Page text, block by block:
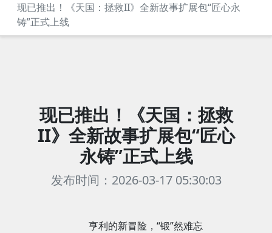
现已推出！《天国：拯救II》全新故事扩展包“匠心永
铸”正式上线
现已推出！《天国：拯救
II》全新故事扩展包“匠心
永铸”正式上线
发布时间：2026-03-17 05:30:03
亨利的新冒险，“锻”然难忘